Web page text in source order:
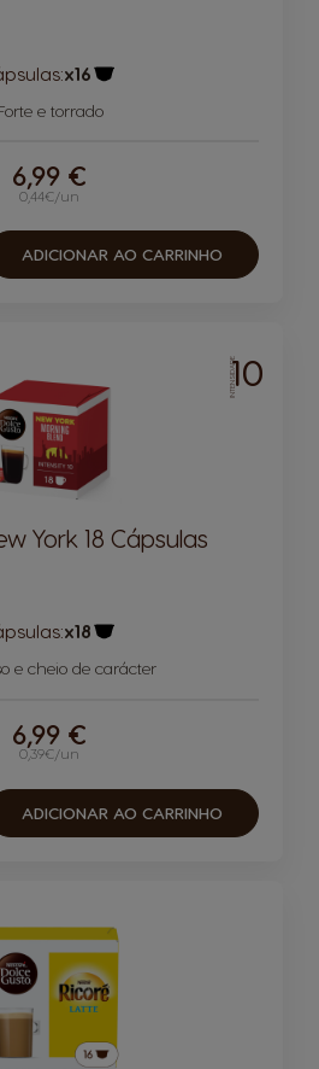
x16
e torrado
0,44€/un
6,99 €
ADICIONAR AO CARRINHO
INTENSIDADE10
York 18 Cápsulas
x18
e cheio de carácter
0,39€/un
6,99 €
ADICIONAR AO CARRINHO